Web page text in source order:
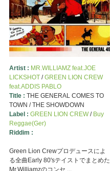
Artist : MR.WILLIAMZ feat.JOE
LICKSHOT/GREEN LION CREW
feat.ADDIS PABLO
Title : THE GENERAL COMES TO
TOWN / THE SHOWDOWN
Label : GREEN LION CREW/ Buy
Reggae(Ger)
Riddim :
Green Lion Crewプロデュースによ
る全曲Early 80'sテイストでまとめた
Mr.Williamzのコンセ ...